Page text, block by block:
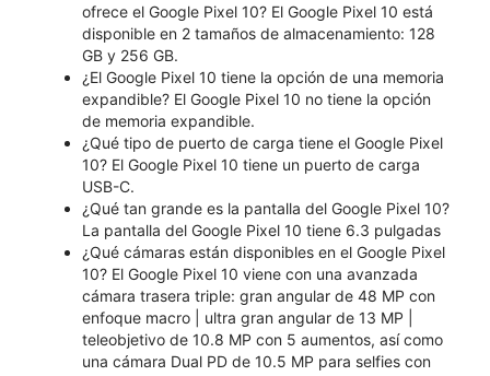
ofrece el Google Pixel 10? El Google Pixel 10 está
disponible en 2 tamaños de almacenamiento: 128
GB y 256 GB.
¿El Google Pixel 10 tiene la opción de una memoria
expandible? El Google Pixel 10 no tiene la opción
de memoria expandible.
¿Qué tipo de puerto de carga tiene el Google Pixel
10? El Google Pixel 10 tiene un puerto de carga
USB-C.
¿Qué tan grande es la pantalla del Google Pixel 10?
La pantalla del Google Pixel 10 tiene 6.3 pulgadas
¿Qué cámaras están disponibles en el Google Pixel
10? El Google Pixel 10 viene con una avanzada
cámara trasera triple: gran angular de 48 MP con
enfoque macro | ultra gran angular de 13 MP |
teleobjetivo de 10.8 MP con 5 aumentos, así como
una cámara Dual PD de 10.5 MP para selfies con